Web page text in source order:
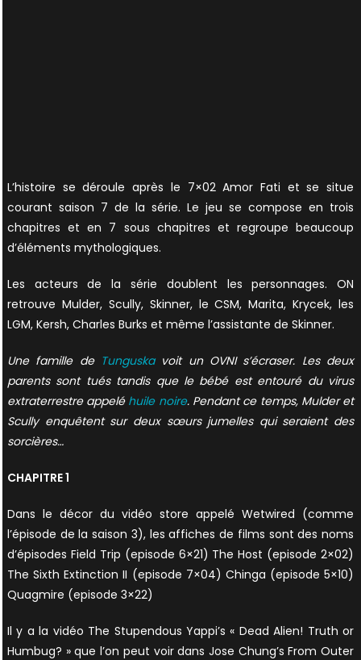
L’histoire se déroule après le 7×02 Amor Fati et se situe
courant saison 7 de la série. Le jeu se compose en trois
chapitres et en 7 sous chapitres et regroupe beaucoup
d’éléments mythologiques.
Les acteurs de la série doublent les personnages. ON
retrouve Mulder, Scully, Skinner, le CSM, Marita, Krycek, les
LGM, Kersh, Charles Burks et même l’assistante de Skinner.
Une famille de Tunguskavoit un OVNI s’écraser. Les deux
parents sont tués tandis que le bébé est entouré du virus
extraterrestre appelé huile noire. Pendant ce temps, Mulder et
Scully enquêtent sur deux sœurs jumelles qui seraient des
sorcières…
CHAPITRE 1
Dans le décor du vidéo store appelé Wetwired (comme
l’épisode de la saison 3), les affiches de films sont des noms
d’épisodes Field Trip (episode 6×21) The Host (episode 2×02)
The Sixth Extinction II (episode 7×04) Chinga (episode 5×10)
Quagmire (episode 3×22)
Il y a la vidéo The Stupendous Yappi’s « Dead Alien! Truth or
Humbug? » que l’on peut voir dans Jose Chung’s From Outer